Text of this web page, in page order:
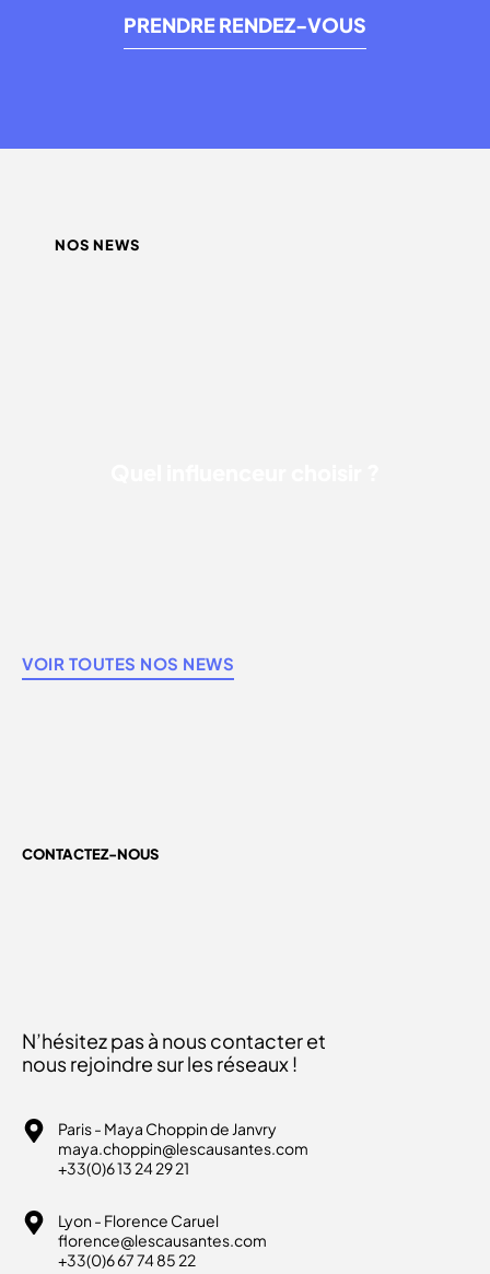
PRENDRE RENDEZ-VOUS
NOS NEWS
VOIR TOUTES NOS NEWS
CONTACTEZ-NOUS
N’hésitez pas à nous contacter et
nous rejoindre sur les réseaux !
Paris - Maya Choppin de Janvry
maya.choppin@lescausantes.com
+33(0)6 13 24 29 21
Lyon - Florence Caruel
florence@lescausantes.com
+33(0)6 67 74 85 22